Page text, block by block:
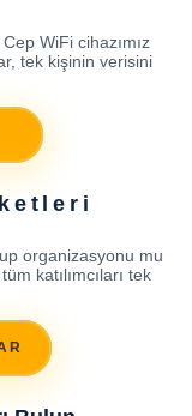
WiFi cihazımız
tek kişinin verisini
organizasyonu mu
katılımcıları tek